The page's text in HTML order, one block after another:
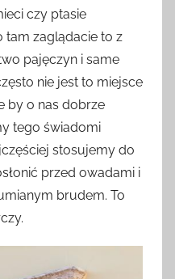
czy ptasie
tam zaglądacie to z
pajęczyn i same
nie jest to miejsce
by o nas dobrze
tego świadomi
stosujemy do
przed owadami i
brudem. To